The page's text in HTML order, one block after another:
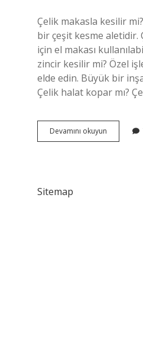
Çelik makasla kesilir
bir çeşit kesme aletidir.
için el makası
zincir kesilir mi? Özel
elde edin. Büyük bir
Çelik halat kopar mı?
Devamını okuyun
Halat
Sitemap